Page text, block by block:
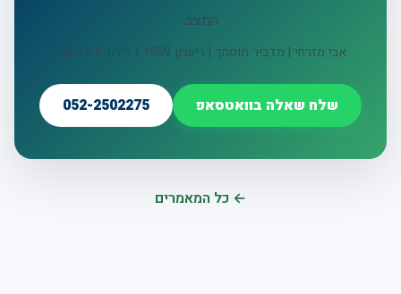
המצב.
אבי מזרחי | מדביר מוסמך | רישיון 1969 | דירוג 5.0 בגוגל
שלח שאלה בוואטסאפ 052-2502275
← כל המאמרים